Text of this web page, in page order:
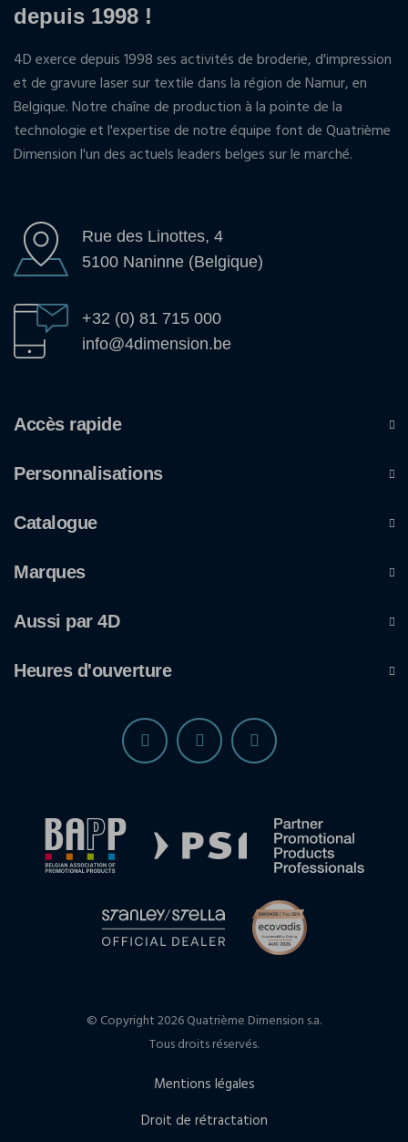
depuis 1998 !
4D exerce depuis 1998 ses activités de broderie, d'impression
et de gravure laser sur textile dans la région de Namur, en
Belgique. Notre chaîne de production à la pointe de la
technologie et l'expertise de notre équipe font de Quatrième
Dimension l'un des actuels leaders belges sur le marché.
Rue des Linottes, 4
5100 Naninne (Belgique)
+32 (0) 81 715 000
info@4dimension.be
Accès rapide
Personnalisations
Catalogue
Marques
Aussi par 4D
Heures d'ouverture
© Copyright 2026 Quatrième Dimension s.a.
Tous droits réservés.
Mentions légales
Droit de rétractation